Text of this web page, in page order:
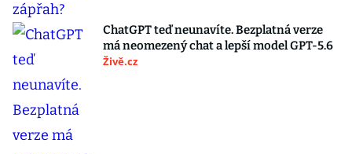
ChatGPT teď neunavíte. Bezplatná verze
má neomezený chat a lepší model GPT-5.6
Živě.cz